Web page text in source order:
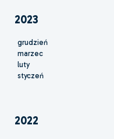
2023
grudzień
marzec
luty
styczeń
2022